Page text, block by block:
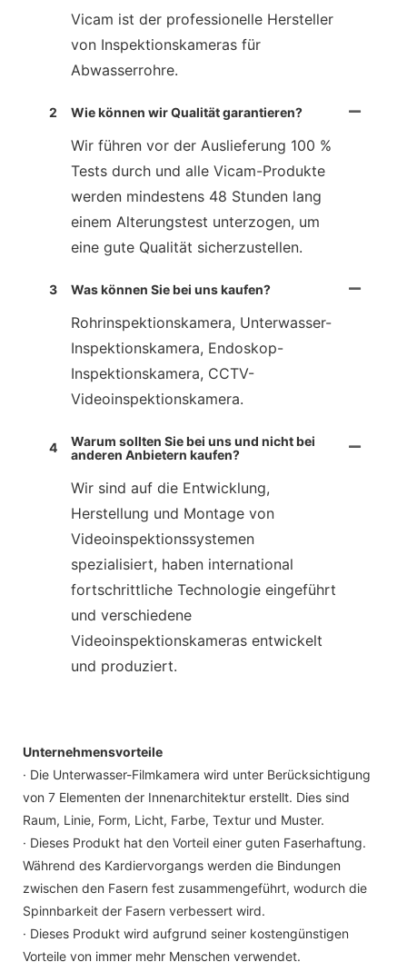
Vicam ist der professionelle Hersteller
von Inspektionskameras für
Abwasserrohre.
2 Wie können wir Qualität garantieren?
Wir führen vor der Auslieferung 100 %
Tests durch und alle Vicam-Produkte
werden mindestens 48 Stunden lang
einem Alterungstest unterzogen, um
eine gute Qualität sicherzustellen.
3 Was können Sie bei uns kaufen?
Rohrinspektionskamera, Unterwasser-
Inspektionskamera, Endoskop-
Inspektionskamera, CCTV-
Videoinspektionskamera.
4
Warum sollten Sie bei uns und nicht bei
anderen Anbietern kaufen?
Wir sind auf die Entwicklung,
Herstellung und Montage von
Videoinspektionssystemen
spezialisiert, haben international
fortschrittliche Technologie eingeführt
und verschiedene
Videoinspektionskameras entwickelt
und produziert.
Unternehmensvorteile
· Die Unterwasser-Filmkamera wird unter Berücksichtigung
von 7 Elementen der Innenarchitektur erstellt. Dies sind
Raum, Linie, Form, Licht, Farbe, Textur und Muster.
· Dieses Produkt hat den Vorteil einer guten Faserhaftung.
Während des Kardiervorgangs werden die Bindungen
zwischen den Fasern fest zusammengeführt, wodurch die
Spinnbarkeit der Fasern verbessert wird.
· Dieses Produkt wird aufgrund seiner kostengünstigen
Vorteile von immer mehr Menschen verwendet.